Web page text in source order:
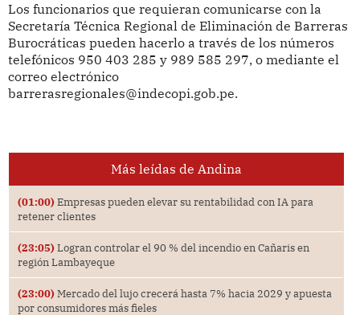
Los funcionarios que requieran comunicarse con la
Secretaría Técnica Regional de Eliminación de Barreras
Burocráticas pueden hacerlo a través de los números
telefónicos 950 403 285 y 989 585 297, o mediante el
correo electrónico
barrerasregionales@indecopi.gob.pe.
Más leídas de Andina
(01:00) Empresas pueden elevar su rentabilidad con IA para
retener clientes
(23:05) Logran controlar el 90 % del incendio en Cañaris en
región Lambayeque
(23:00) Mercado del lujo crecerá hasta 7% hacia 2029 y apuesta
por consumidores más fieles